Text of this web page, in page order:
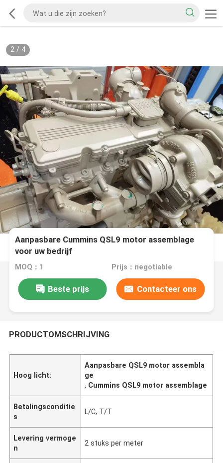
2/ 4
Aanpasbare Cummins QSL9 motor assemblage
voor uw bedrijf
MOQ：1 Prijs：negotiable
Beste prijs Contacteer ons
PRODUCTOMSCHRIJVING
Hoog licht:
Aanpasbare QSL9 motor assembla
ge
, Cummins QSL9 motor assemblage
Betalingsconditie
s
L/C, T/T
Levering vermoge
n
2 stuks per meter